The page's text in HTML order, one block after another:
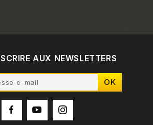
AUX NEWSLETTERS